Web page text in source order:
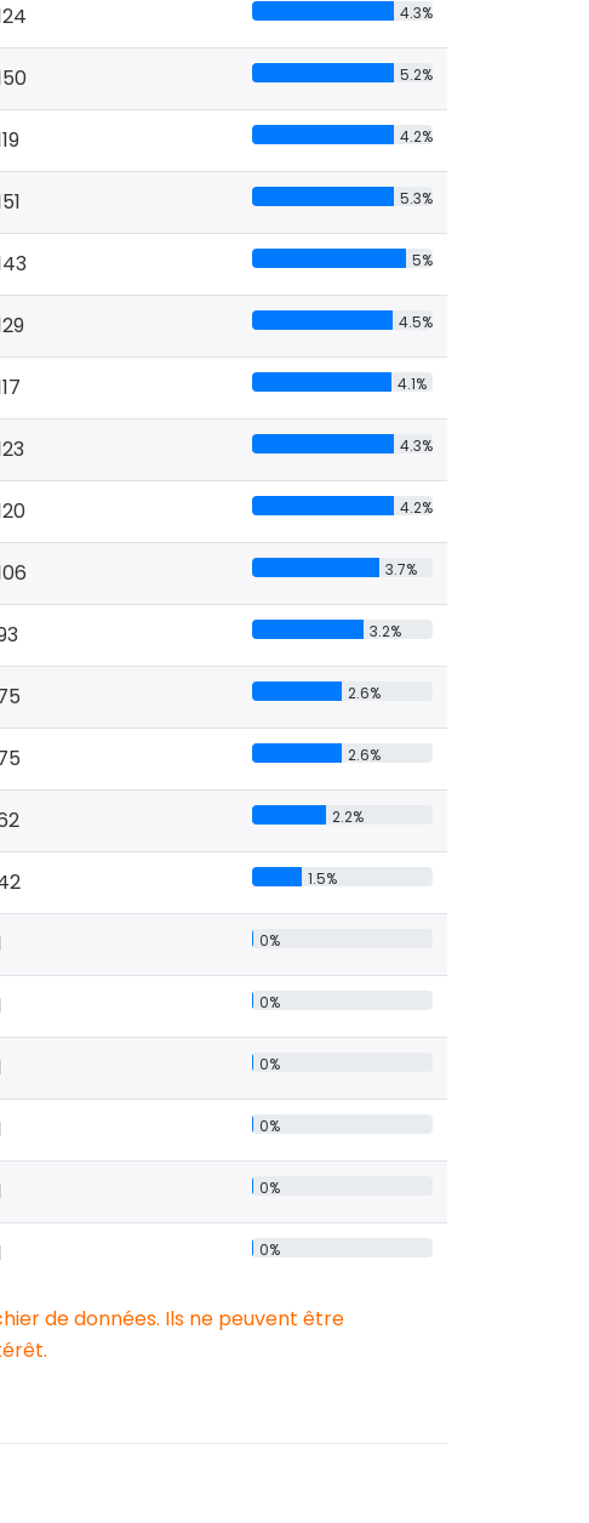
4.3%
5.2%
4.2%
5.3%
5%
4.5%
4.1%
4.3%
4.2%
3.7%
3.2%
2.6%
2.6%
2.2%
1.5%
0%
0%
0%
0%
0%
0%
de données. Ils ne peuvent être